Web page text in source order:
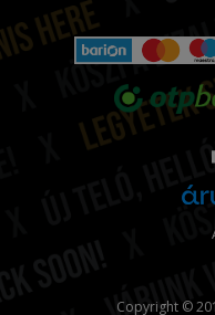
Copyright ©